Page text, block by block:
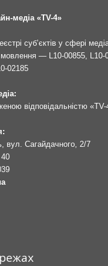
медіа «TV-4»
суб’єктів у сфері
мовлення — L10-00855, L10-
02185
відповідальністю «TV-
вул. Сагайдачного, 2/7